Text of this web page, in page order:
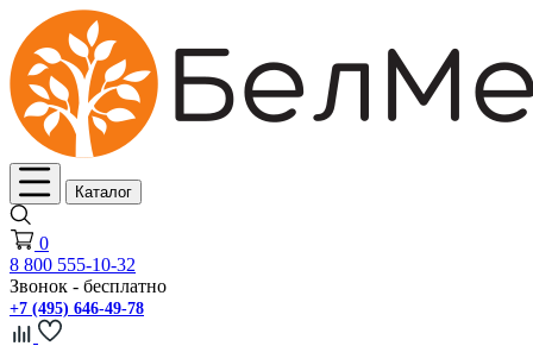
Каталог
0
8 800 555-10-32
Звонок - бесплатно
+7 (495) 646-49-78